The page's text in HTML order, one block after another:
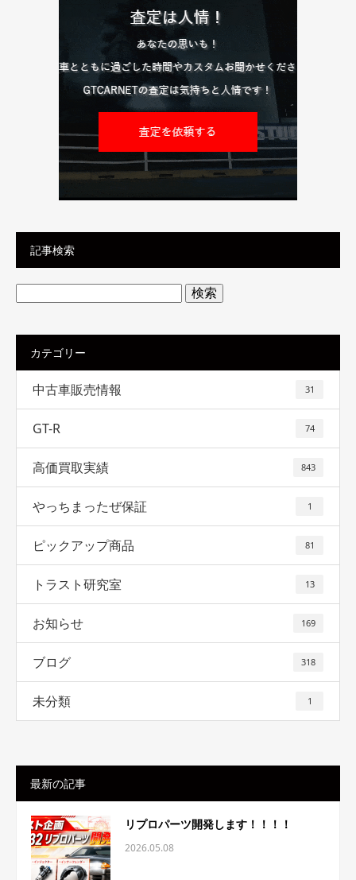
記事検索
検
索:
カテゴリー
中古車販売情報 31
GT-R 74
高価買取実績 843
やっちまったぜ保証 1
ピックアップ商品 81
トラスト研究室 13
お知らせ 169
ブログ 318
未分類 1
最新の記事
リプロパーツ開発します！！！！
2026.05.08